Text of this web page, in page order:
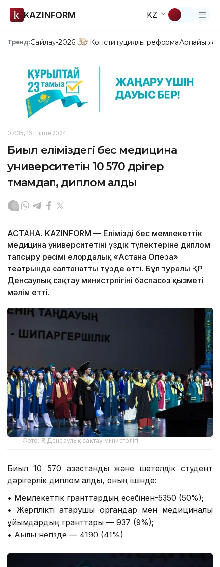
KAZINFORM KZ
Тренд:Сайлау-2026 Конституциялық реформаАрнайы
07:35, 16 Шілде 2024
Биыл еліміздегі бес медицина
университетін 10 570 дәрігер
тәмамдап, диплом алды
АСТАНА. KAZINFORM — Еліміздің бес мемлекеттік
медицина университетінің үздік түлектеріне диплом
тапсыру рәсімі елордалық «Астана Опера»
театрында салтанатты түрде өтті. Бұл туралы ҚР
Денсаулық сақтау министрлігінің баспасөз қызметі
мәлім етті.
Фото: ҚР Денсаулық сақтау министрлігі
Биыл 10 570 қазақстандық және шетелдік студент
дәрігерлік диплом алды, оның ішінде:
•⁠ ⁠Мемлекеттік гранттардың есебінен-5350 (50%);
•⁠ ⁠Жергілікті атқарушы органдар мен медициналық
ұйымдардың гранттары — 937 (9%);
•⁠ ⁠Ақылы негізде — 4190 (41%).